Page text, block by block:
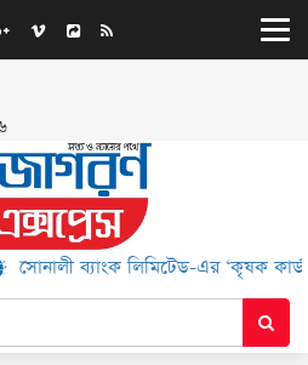
লিমিটেড-এর ‘কৃষক কার্ড’ কর্মসূচির